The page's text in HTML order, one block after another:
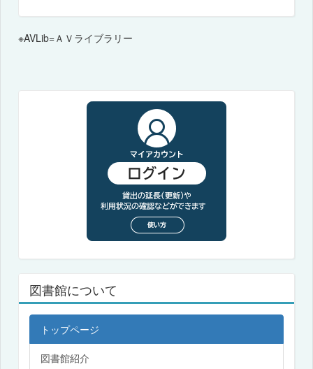
※AVLib=ＡＶライブラリー
図書館について
トップページ
図書館紹介